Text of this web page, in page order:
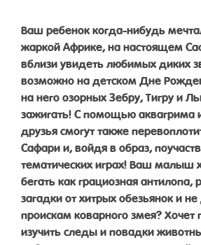
Ваш ребенок когда-нибудь
жаркой Африке, на настоящем
вблизи увидеть любимых диких
возможно на детском Дне
на него озорных Зебру, Тигру и
зажигать! С помощью аквагрима
друзья смогут также
Сафари и, войдя в образ,
тематических играх! Ваш малыш
бегать как грациозная антилопа,
загадки от хитрых обезьянок и
проискам коварного змея?
изучить следы и повадки